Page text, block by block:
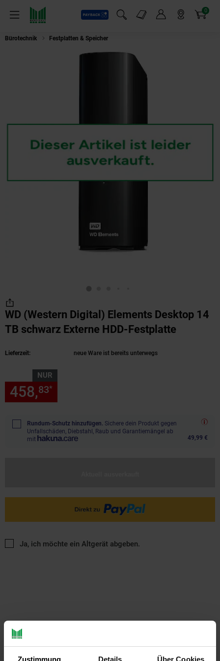
Zustimmung Details Über Cookies
Menü
Payback
Suchfeld einblenden
Markt-Angebote 0
Artikel
Bürotechnik Festplatten & Speicher
WD (Western Digital) Elements Desktop 14
TB schwarz Externe HDD-Festplatte
Lieferzeit: neue Ware ist bereits unterwegs
NUR
458,83*
Rundum-Schutz hinzufügen. Sichere dein Produkt gegen
Unfallschäden, Diebstahl, Raub und Garantiemängel ab
mit
49,99 €
Ja, ich möchte ein Altgerät abgeben.
PAYBACK